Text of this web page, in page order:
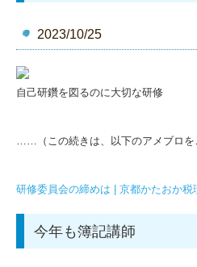
2023/10/25
自己研鑽を図るのに大切な研修
……（この続きは、以下のアメブロを
研修委員会の締めは | 京都かたおか
今年も簿記講師